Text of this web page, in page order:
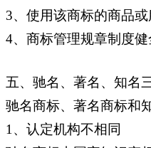
3、使用该商标的商品
4、商标管理规章制度健
五、驰名、著名、知名
驰名商标、著名商标和
1、认定机构不相同